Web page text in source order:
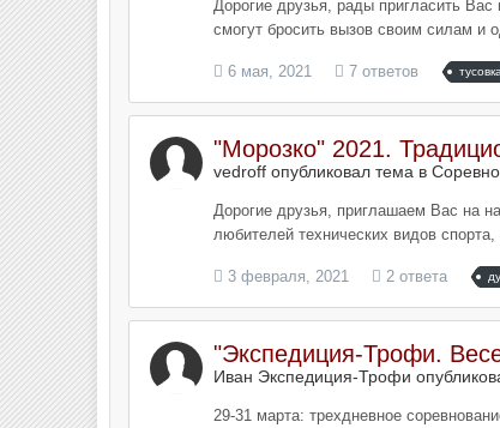
Дорогие друзья, рады пригласить
смогут бросить вызов своим силам и
6 мая, 2021 7 ответов тусовка
"Морозко" 2021.
vedroff опубликовал тема в
Дорогие друзья, приглашаем Вас на
любителей технических видов
3 февраля, 2021 2 ответа
"Экспедиция-Трофи.
Иван Экспедиция-Трофи
29-31 марта: трехдневное